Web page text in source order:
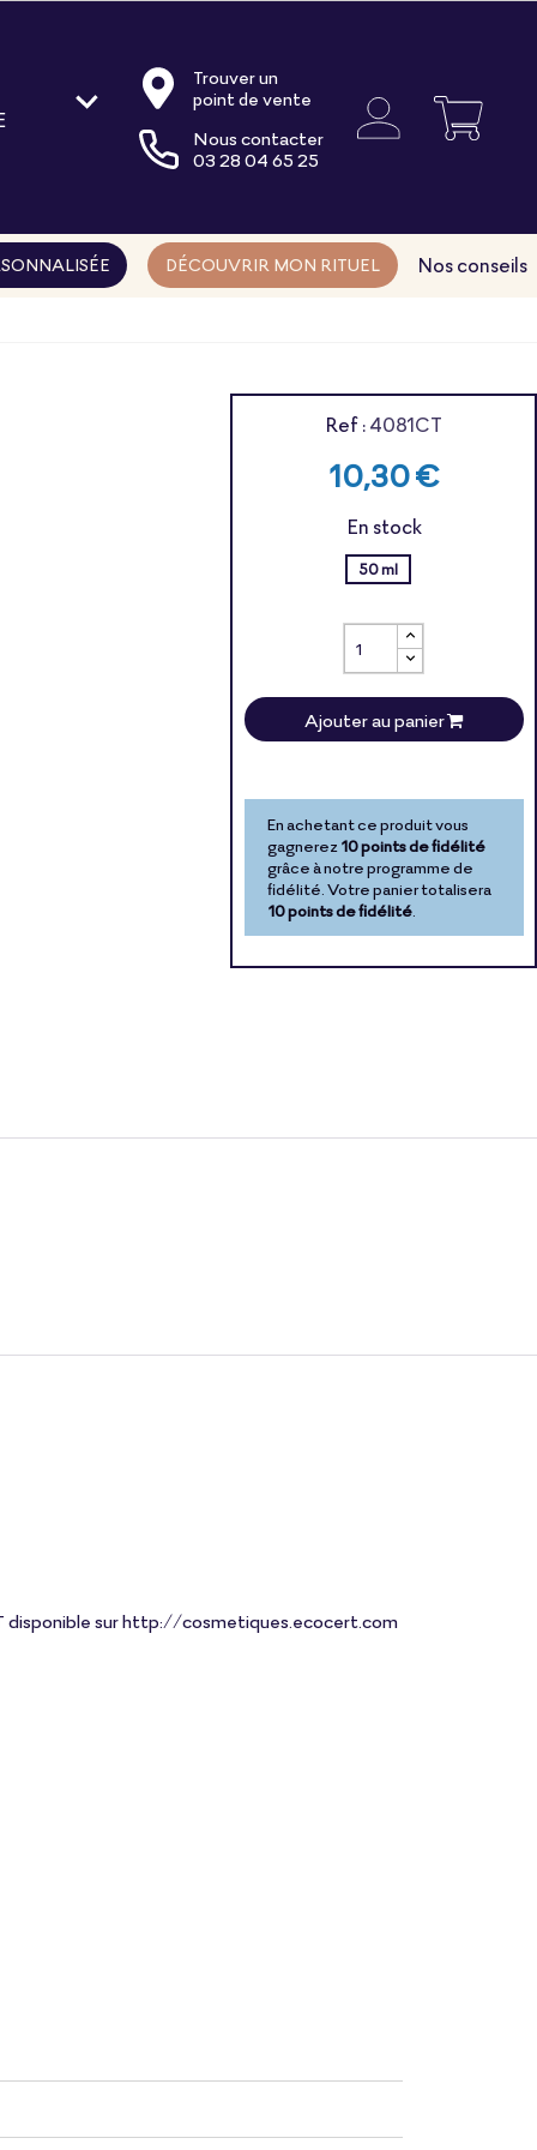
Trouver un
point de vente
Nous contacter
03 28 04 65 25
Nos conseils
DÉCOUVRIR MON RITUEL
Ref :4081CT
10,30 €
En stock
50 ml
Ajouter au panier
En achetant ce produit vous
gagnerez10 points de fidélité
grâce à notre programme de
fidélité. Votre panier totalisera
10 points de fidélité.
disponible sur http://cosmetiques.ecocert.com